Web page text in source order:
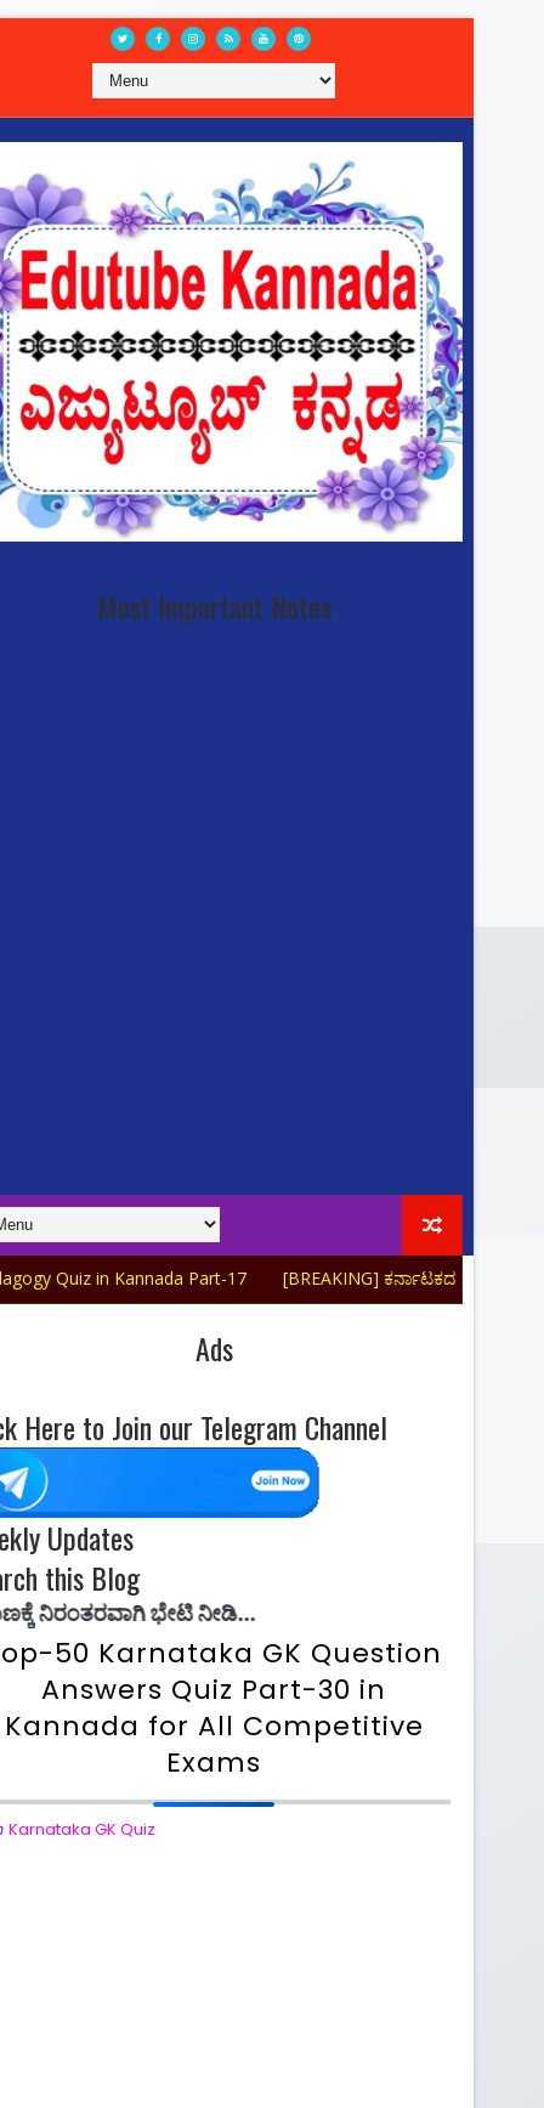
Most Important Notes
Kannada Part-17 [BREAKING] ಕರ್ನಾಟಕದ ಭೂಗೋಳಶಾಸ್ತ್ರ Top-
Ads
Here to Join our Telegram Channel
Updates
this Blog
ಭೇಟಿ ನೀಡಿ...
50 Karnataka GK Question
Answers Quiz Part-30 in
Kannada for All Competitive
Exams
Karnataka GK Quiz